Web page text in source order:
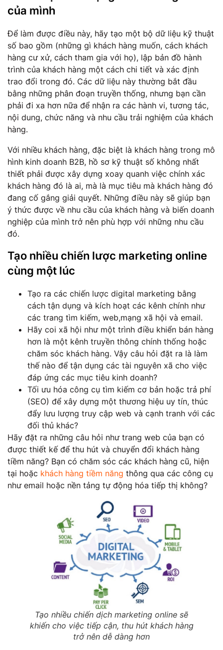
của mình
Để làm được điều này, hãy tạo một bộ dữ liệu kỹ thuật
số bao gồm (những gì khách hàng muốn, cách khách
hàng cư xử, cách tham gia với họ), lập bản đồ hành
trình của khách hàng một cách chi tiết và xác định
trao đổi trong đó. Các dữ liệu này thường bắt đầu
bằng những phân đoạn truyền thống, nhưng bạn cần
phải đi xa hơn nữa để nhận ra các hành vi, tương tác,
nội dung, chức năng và nhu cầu trải nghiệm của khách
hàng.
Với nhiều khách hàng, đặc biệt là khách hàng trong mô
hình kinh doanh B2B, hồ sơ kỹ thuật số không nhất
thiết phải được xây dựng xoay quanh việc chính xác
khách hàng đó là ai, mà là mục tiêu mà khách hàng đó
đang cố gắng giải quyết. Những điều này sẽ giúp bạn
ý thức được về nhu cầu của khách hàng và biến doanh
nghiệp của mình trở nên phù hợp với những nhu cầu
đó.
Tạo nhiều chiến lược marketing online
cùng một lúc
Tạo ra các chiến lược digital marketing bằng
cách tận dụng và kích hoạt các kênh chính như
các trang tìm kiếm, web,mạng xã hội và email.
Hãy coi xã hội như một trình điều khiển bán hàng
hơn là một kênh truyền thông chính thống hoặc
chăm sóc khách hàng. Vậy câu hỏi đặt ra là làm
thế nào để tận dụng các tài nguyên xã cho việc
đáp ứng các mục tiêu kinh doanh?
Tối ưu hóa công cụ tìm kiếm cơ bản hoặc trả phí
(SEO) để xây dựng một thương hiệu uy tín, thúc
đẩy lưu lượng truy cập web và cạnh tranh với các
đối thủ khác?
Hãy đặt ra những câu hỏi như trang web của bạn có
được thiết kế để thu hút và chuyển đổi khách hàng
tiềm năng? Bạn có chăm sóc các khách hàng cũ, hiện
tại hoặc khách hàng tiềm năng thông qua các công cụ
như email hoặc nền tảng tự động hóa tiếp thị không?
Tạo nhiều chiến dịch marketing online sẽ
khiến cho việc tiếp cận, thu hút khách hàng
trở nên dễ dàng hơn